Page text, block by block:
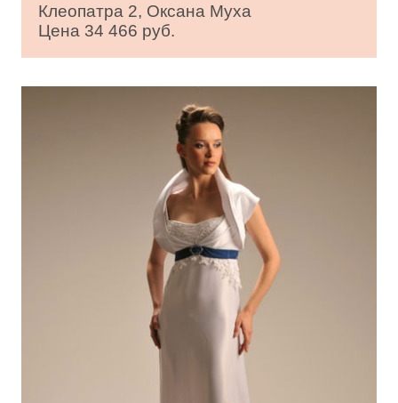
Клеопатра 2, Оксана Муха
Цена 34 466 руб.